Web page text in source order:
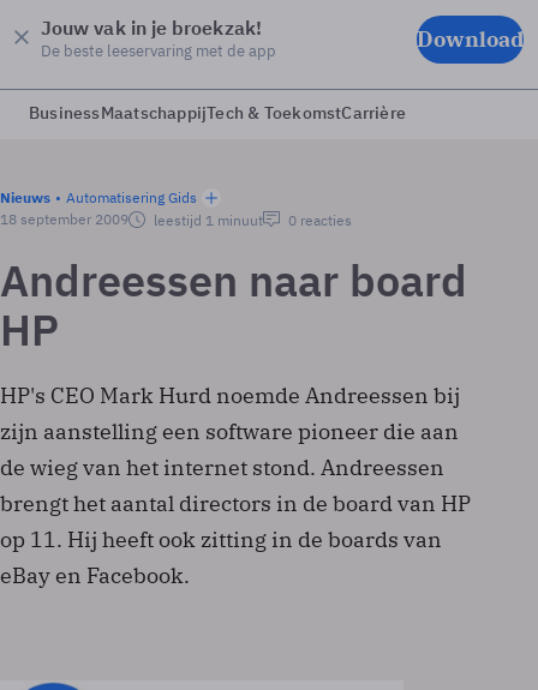
Jouw vak in je broekzak!
De beste leeservaring met de app Download
BusinessMaatschappijTech & ToekomstCarrière
Nieuws
Automatisering Gids
18 september 2009
leestijd 1 minuut 0 reacties
Andreessen naar board
HP
HP's CEO Mark Hurd noemde Andreessen bij
zijn aanstelling een software pioneer die aan
de wieg van het internet stond. Andreessen
brengt het aantal directors in de board van HP
op 11. Hij heeft ook zitting in de boards van
eBay en Facebook.